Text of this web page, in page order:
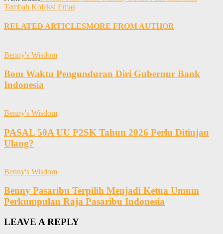
Tambah Koleksi Emas
RELATED ARTICLESMORE FROM AUTHOR
Benny's Wisdom
Bom Waktu Pengunduran Diri Gubernur Bank
Indonesia
Benny's Wisdom
PASAL 50A UU P2SK Tahun 2026 Perlu Ditinjau
Ulang?
Benny's Wisdom
Benny Pasaribu Terpilih Menjadi Ketua Umum
Perkumpulan Raja Pasaribu Indonesia
LEAVE A REPLY